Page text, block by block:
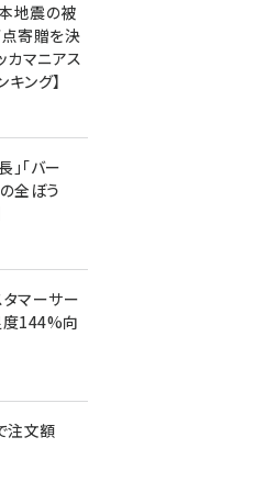
地震の被
寄贈を決
カマニアス
ング】
」「バー
全ぼう
マーサー
度144%向
注文額